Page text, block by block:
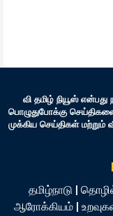
வி தமிழ் நியூஸ்
பொழுதுபோக்கு
முக்கிய செய்திகள்
தமிழ்நாடு |
ஆரோக்கியம் |